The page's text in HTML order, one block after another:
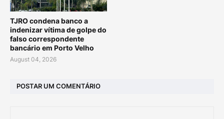
TJRO condena banco a
indenizar vítima de golpe do
falso correspondente
bancário em Porto Velho
August 04, 2026
POSTAR UM COMENTÁRIO